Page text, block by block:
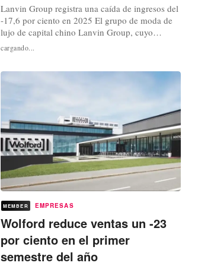
Lanvin Group registra una caída de ingresos del
-17,6 por ciento en 2025 El grupo de moda de
lujo de capital chino Lanvin Group, cuyo
porfolio incluye Lanvin, Wolford, Sergio Rossi y
St. John, ha anunciado sus ingresos preliminares
completo de 2025. Los resultados reflejan un
cargando...
MEMBER EMPRESAS
Wolford reduce ventas un -23
por ciento en el primer
semestre del año